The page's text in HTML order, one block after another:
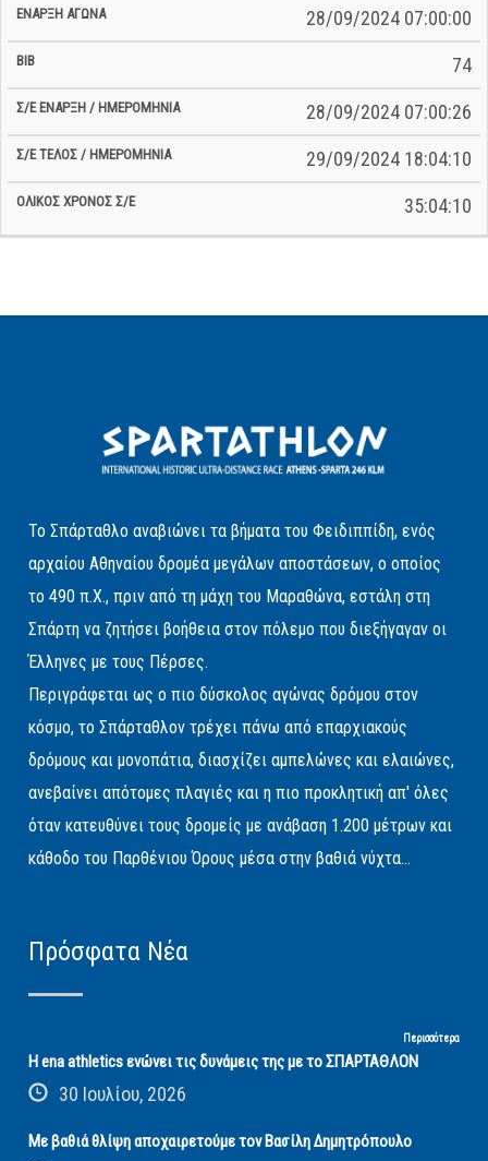
28/09/2024 07:00:00
74
28/09/2024 07:00:26
29/09/2024 18:04:10
35:04:10
Το Σπάρταθλο αναβιώνει τα βήματα του Φειδιππίδη, ενός
αρχαίου Αθηναίου δρομέα μεγάλων αποστάσεων, ο οποίος
το 490 π.Χ., πριν από τη μάχη του Μαραθώνα, εστάλη στη
Σπάρτη να ζητήσει βοήθεια στον πόλεμο που διεξήγαγαν οι
Έλληνες με τους Πέρσες.
Περιγράφεται ως ο πιο δύσκολος αγώνας δρόμου στον
κόσμο, το Σπάρταθλον τρέχει πάνω από επαρχιακούς
δρόμους και μονοπάτια, διασχίζει αμπελώνες και ελαιώνες,
ανεβαίνει απότομες πλαγιές και η πιο προκλητική απ' όλες
όταν κατευθύνει τους δρομείς με ανάβαση 1.200 μέτρων και
κάθοδο του Παρθένιου Όρους μέσα στην βαθιά νύχτα...
Πρόσφατα Νέα
Περισσότερα
Η ena athletics ενώνει τις δυνάμεις της με το ΣΠΑΡΤΑΘΛΟΝ
30 Ιουλίου, 2026
Με βαθιά θλίψη αποχαιρετούμε τον Βασίλη Δημητρόπουλο